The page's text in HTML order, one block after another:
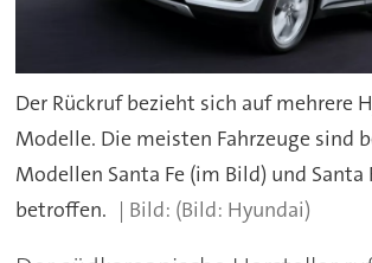
Der Rückruf bezieht sich auf mehrere
Modelle. Die meisten Fahrzeuge sind
Modellen Santa Fe (im Bild) und Santa
betroffen.
(Bild: Hyundai)